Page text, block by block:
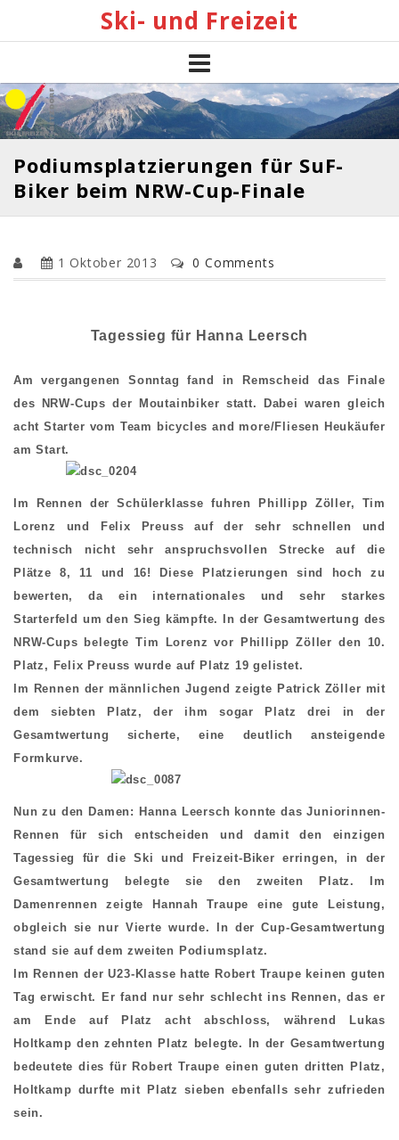
Ski- und Freizeit
Podiumsplatzierungen für SuF-
Biker beim NRW-Cup-Finale
1 Oktober 2013 0 Comments
Tagessieg für Hanna Leersch
Am vergangenen Sonntag fand in Remscheid das Finale
des NRW-Cups der Moutainbiker statt. Dabei waren gleich
acht Starter vom Team bicycles and more/Fliesen Heukäufer
am Start.
Im Rennen der Schülerklasse fuhren Phillipp Zöller, Tim
Lorenz und Felix Preuss auf der sehr schnellen und
technisch nicht sehr anspruchsvollen Strecke auf die
Plätze 8, 11 und 16! Diese Platzierungen sind hoch zu
bewerten, da ein internationales und sehr starkes
Starterfeld um den Sieg kämpfte. In der Gesamtwertung des
NRW-Cups belegte Tim Lorenz vor Phillipp Zöller den 10.
Platz, Felix Preuss wurde auf Platz 19 gelistet.
Im Rennen der männlichen Jugend zeigte Patrick Zöller mit
dem siebten Platz, der ihm sogar Platz drei in der
Gesamtwertung sicherte, eine deutlich ansteigende
Formkurve.
Nun zu den Damen: Hanna Leersch konnte das Juniorinnen-
Rennen für sich entscheiden und damit den einzigen
Tagessieg für die Ski und Freizeit-Biker erringen, in der
Gesamtwertung belegte sie den zweiten Platz. Im
Damenrennen zeigte Hannah Traupe eine gute Leistung,
obgleich sie nur Vierte wurde. In der Cup-Gesamtwertung
stand sie auf dem zweiten Podiumsplatz.
Im Rennen der U23-Klasse hatte Robert Traupe keinen guten
Tag erwischt. Er fand nur sehr schlecht ins Rennen, das er
am Ende auf Platz acht abschloss, während Lukas
Holtkamp den zehnten Platz belegte. In der Gesamtwertung
bedeutete dies für Robert Traupe einen guten dritten Platz,
Holtkamp durfte mit Platz sieben ebenfalls sehr zufrieden
sein.